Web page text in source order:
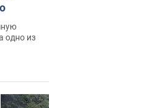
одно из